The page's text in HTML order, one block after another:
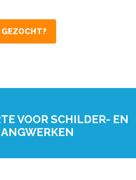
GEZOCHT?
VOOR SCHILDER- EN